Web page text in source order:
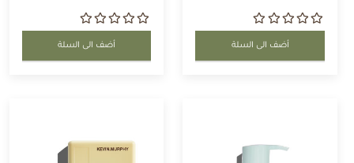
أضف الى السلة أضف الى السلة